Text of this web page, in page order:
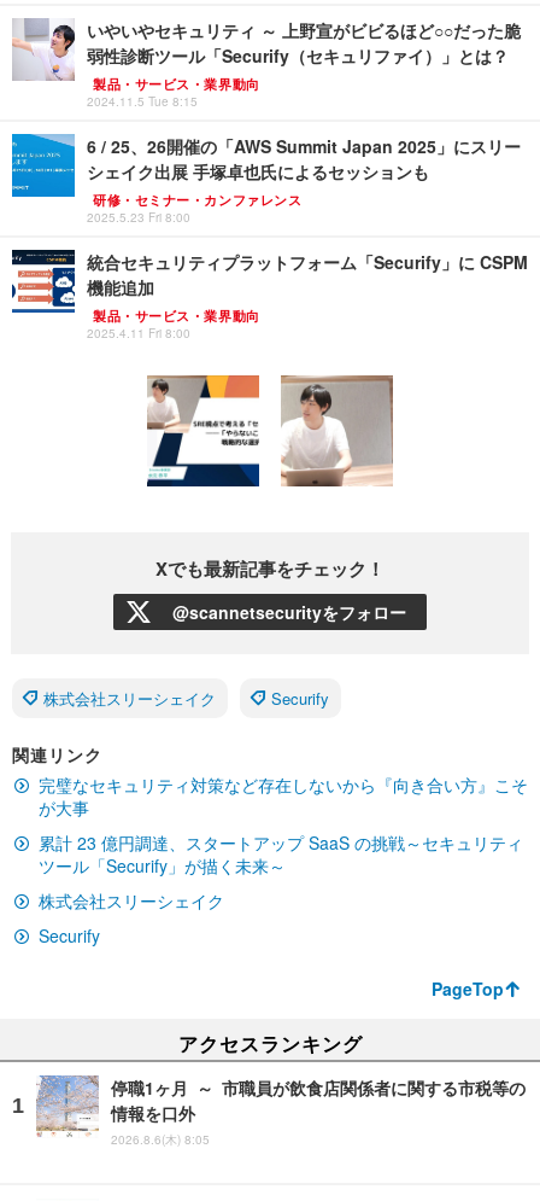
いやいやセキュリティ ～ 上野宣がビビるほど○○だった脆
弱性診断ツール「Securify（セキュリファイ）」とは？
製品・サービス・業界動向
2024.11.5 Tue 8:15
6 / 25、26開催の「AWS Summit Japan 2025」にスリー
シェイク出展 手塚卓也氏によるセッションも
研修・セミナー・カンファレンス
2025.5.23 Fri 8:00
統合セキュリティプラットフォーム「Securify」に CSPM
機能追加
製品・サービス・業界動向
2025.4.11 Fri 8:00
Xでも最新記事をチェック！
@scannetsecurityをフォロー
株式会社スリーシェイク Securify
関連リンク
完璧なセキュリティ対策など存在しないから『向き合い方』こそ
が大事
累計 23 億円調達、スタートアップ SaaS の挑戦～セキュリティ
ツール「Securify」が描く未来～
株式会社スリーシェイク
Securify
PageTop
アクセスランキング
停職1ヶ月 ～ 市職員が飲食店関係者に関する市税等の
情報を口外
2026.8.6(木) 8:05